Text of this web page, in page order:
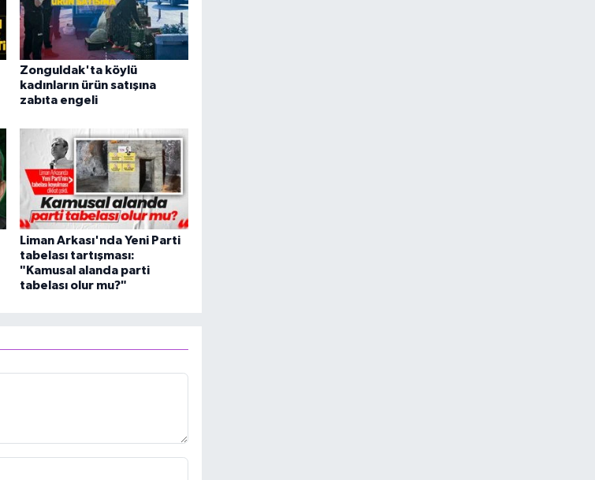
Zonguldak'ta köylü
kadınların ürün satışına
zabıta engeli
Liman Arkası'nda Yeni Parti
tabelası tartışması:
"Kamusal alanda parti
tabelası olur mu?"